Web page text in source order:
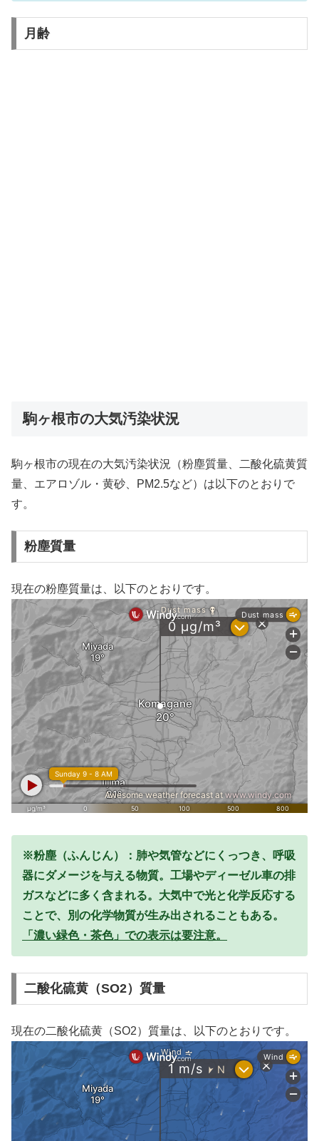
月齢
駒ヶ根市の大気汚染状況
駒ヶ根市の現在の大気汚染状況（粉塵質量、二酸化硫黄質
量、エアロゾル・黄砂、PM2.5など）は以下のとおりで
す。
粉塵質量
現在の粉塵質量は、以下のとおりです。
※粉塵（ふんじん）：肺や気管などにくっつき、呼吸
器にダメージを与える物質。工場やディーゼル車の排
ガスなどに多く含まれる。大気中で光と化学反応する
ことで、別の化学物質が生み出されることもある。
「濃い緑色・茶色」での表示は要注意。
二酸化硫黄（SO2）質量
現在の二酸化硫黄（SO2）質量は、以下のとおりです。